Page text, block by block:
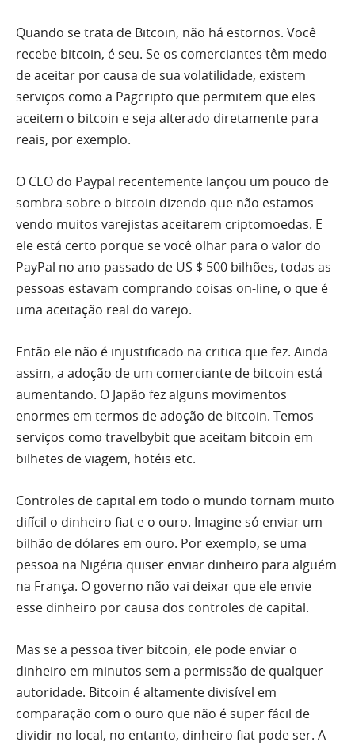
Quando se trata de Bitcoin, não há estornos. Você
recebe bitcoin, é seu. Se os comerciantes têm medo
de aceitar por causa de sua volatilidade, existem
serviços como a Pagcripto que permitem que eles
aceitem o bitcoin e seja alterado diretamente para
reais, por exemplo.
O CEO do Paypal recentemente lançou um pouco de
sombra sobre o bitcoin dizendo que não estamos
vendo muitos varejistas aceitarem criptomoedas. E
ele está certo porque se você olhar para o valor do
PayPal no ano passado de US $ 500 bilhões, todas as
pessoas estavam comprando coisas on-line, o que é
uma aceitação real do varejo.
Então ele não é injustificado na critica que fez. Ainda
assim, a adoção de um comerciante de bitcoin está
aumentando. O Japão fez alguns movimentos
enormes em termos de adoção de bitcoin. Temos
serviços como travelbybit que aceitam bitcoin em
bilhetes de viagem, hotéis etc.
Controles de capital em todo o mundo tornam muito
difícil o dinheiro fiat e o ouro. Imagine só enviar um
bilhão de dólares em ouro. Por exemplo, se uma
pessoa na Nigéria quiser enviar dinheiro para alguém
na França. O governo não vai deixar que ele envie
esse dinheiro por causa dos controles de capital.
Mas se a pessoa tiver bitcoin, ele pode enviar o
dinheiro em minutos sem a permissão de qualquer
autoridade. Bitcoin é altamente divisível em
comparação com o ouro que não é super fácil de
dividir no local, no entanto, dinheiro fiat pode ser. A